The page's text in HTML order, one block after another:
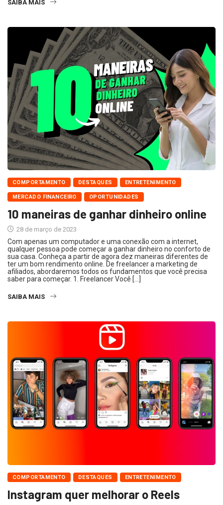
SAIBA MAIS
COMPORTAMENTO DESTAQUES ENTRETENIMENTO
MERCADO FINANCEIRO OPORTUNIDADES
10 maneiras de ganhar dinheiro online
28 de março de 2023
Com apenas um computador e uma conexão com a internet,
qualquer pessoa pode começar a ganhar dinheiro no conforto de
sua casa. Conheça a partir de agora dez maneiras diferentes de
ter um bom rendimento online. De freelancer a marketing de
afiliados, abordaremos todos os fundamentos que você precisa
saber para começar. 1. Freelancer Você […]
SAIBA MAIS
COMPORTAMENTO DESTAQUES ENTRETENIMENTO
Instagram quer melhorar o Reels